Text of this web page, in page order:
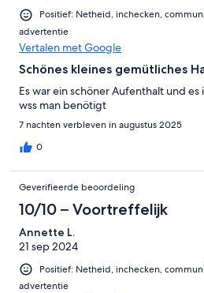
Positief: Netheid, inchecken,
advertentie
Vertalen met Google
Schönes kleines gemütliches
Es war ein schöner Aufenthalt und es
wss man benötigt
7 nachten verbleven in augustus 2025
0
Geverifieerde beoordeling
10/10 – Voortreffelijk
Annette L.
21 sep 2024
Positief: Netheid, inchecken,
advertentie